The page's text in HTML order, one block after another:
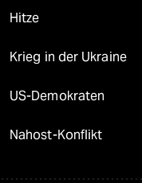
Hitze
Krieg in der Ukraine
US-Demokraten
Nahost-Konflikt